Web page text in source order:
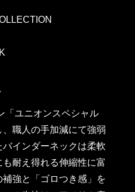
「ユニオンスペシャル
職人の手加減にて強弱
インダーネックは柔軟
耐え得れる伸縮性に富
強と「ゴロつき感」を